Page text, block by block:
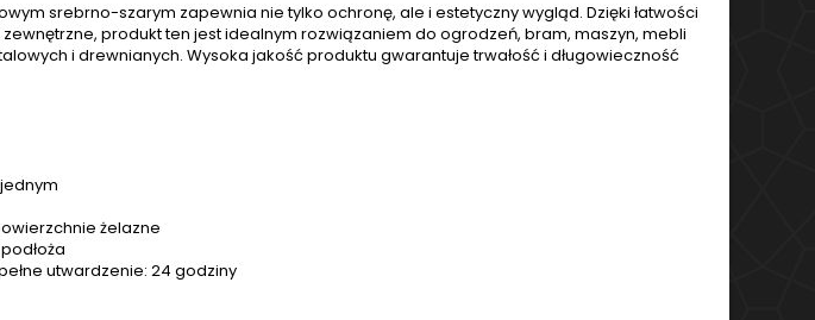
srebrno-szarym zapewnia nie tylko ochronę, ale i estetyczny wygląd. Dzięki łatwości
produkt ten jest idealnym rozwiązaniem do ogrodzeń, bram, maszyn, mebli
i drewnianych. Wysoka jakość produktu gwarantuje trwałość i długowieczność
żelazne
utwardzenie: 24 godziny